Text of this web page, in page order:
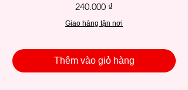
Giá
240.000 ₫
Giao hàng tận nơi
Thêm vào giỏ hàng